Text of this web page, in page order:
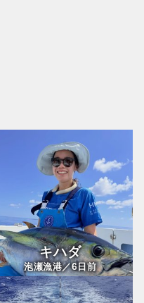
キハダ
泡瀬漁港／6 日前